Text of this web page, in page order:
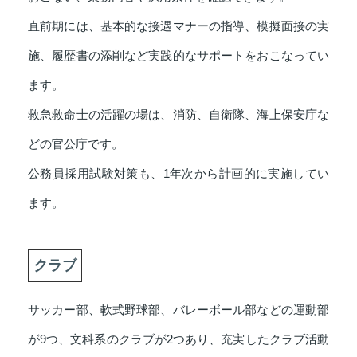
直前期には、基本的な接遇マナーの指導、模擬面接の実
施、履歴書の添削など実践的なサポートをおこなってい
ます。
救急救命士の活躍の場は、消防、自衛隊、海上保安庁な
どの官公庁です。
公務員採用試験対策も、1年次から計画的に実施してい
ます。
クラブ
サッカー部、軟式野球部、バレーボール部などの運動部
が9つ、文科系のクラブが2つあり、充実したクラブ活動